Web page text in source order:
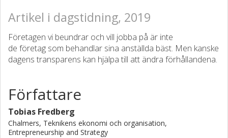
Artikel i dagstidning, 2019
Företagen vi beundrar och vill jobba på är inte
de företag som behandlar sina anställda bäst. Men kanske
dagens trans­parens kan hjälpa till att ändra förhållandena.
Författare
Tobias Fredberg
Chalmers, Teknikens ekonomi och organisation,
Entrepreneurship and Strategy